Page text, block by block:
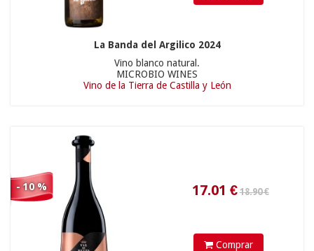
La Banda del Argilico 2024
Vino blanco natural.
MICROBIO WINES
Vino de la Tierra de Castilla y León
- 10 %
Comprar
16.11